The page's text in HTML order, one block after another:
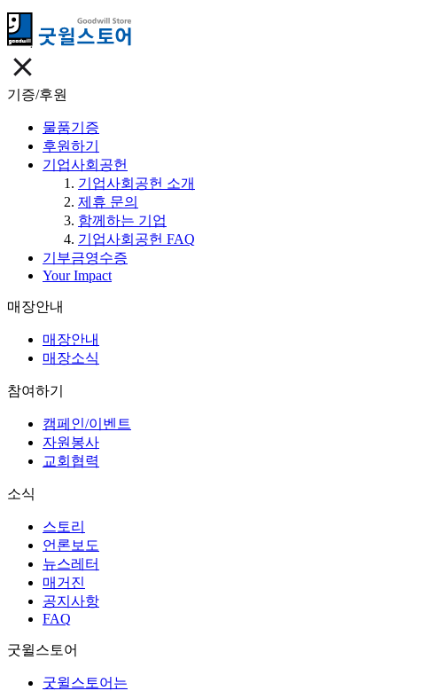
기증/후원
물품기증
후원하기
기업사회공헌
기업사회공헌 소개
제휴 문의
함께하는 기업
기업사회공헌 FAQ
기부금영수증
Your Impact
매장안내
매장안내
매장소식
참여하기
캠페인/이벤트
자원봉사
교회협력
소식
스토리
언론보도
뉴스레터
매거진
공지사항
FAQ
굿윌스토어
굿윌스토어는